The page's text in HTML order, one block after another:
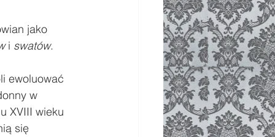
jako
i swatów.
ewoluować
w
XVIII wieku
się